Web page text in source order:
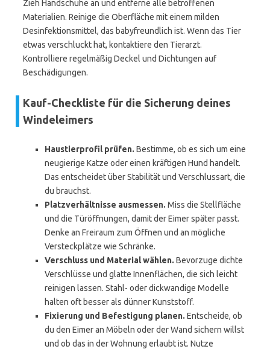
Zieh Handschuhe an und entferne alle betroffenen
Materialien. Reinige die Oberfläche mit einem milden
Desinfektionsmittel, das babyfreundlich ist. Wenn das Tier
etwas verschluckt hat, kontaktiere den Tierarzt.
Kontrolliere regelmäßig Deckel und Dichtungen auf
Beschädigungen.
Kauf-Checkliste für die Sicherung deines
Windeleimers
Haustierprofil prüfen. Bestimme, ob es sich um eine
neugierige Katze oder einen kräftigen Hund handelt.
Das entscheidet über Stabilität und Verschlussart, die
du brauchst.
Platzverhältnisse ausmessen. Miss die Stellfläche
und die Türöffnungen, damit der Eimer später passt.
Denke an Freiraum zum Öffnen und an mögliche
Versteckplätze wie Schränke.
Verschluss und Material wählen. Bevorzuge dichte
Verschlüsse und glatte Innenflächen, die sich leicht
reinigen lassen. Stahl- oder dickwandige Modelle
halten oft besser als dünner Kunststoff.
Fixierung und Befestigung planen. Entscheide, ob
du den Eimer an Möbeln oder der Wand sichern willst
und ob das in der Wohnung erlaubt ist. Nutze